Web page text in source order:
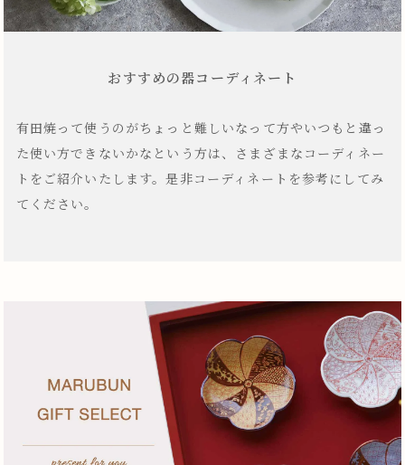
おすすめの器コーディネート
有田焼って使うのがちょっと難しいなって方やいつもと違っ
た使い方できないかなという方は、さまざまなコーディネー
トをご紹介いたします。是非コーディネートを参考にしてみ
てください。